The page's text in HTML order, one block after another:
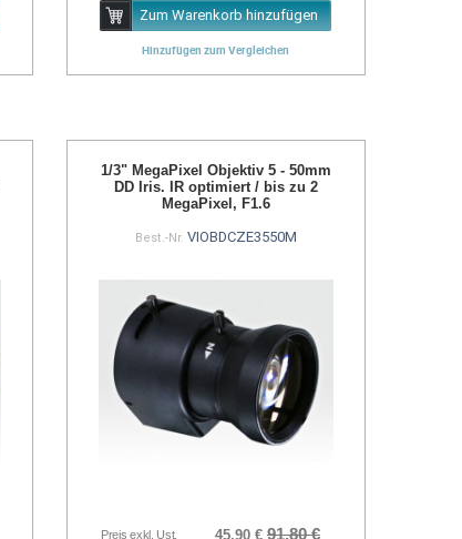
Zum Warenkorb hinzufügen
Hinzufügen zum Vergleichen
1/3" MegaPixel Objektiv 5 - 50mm
DD Iris. IR optimiert / bis zu 2
MegaPixel, F1.6
Best.-Nr. VIOBDCZE3550M
Preis exkl. Ust. 45,90 € 91,80 €